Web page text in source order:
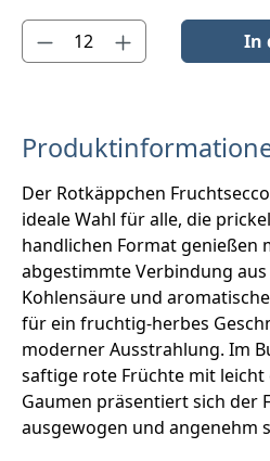
Produkt Anzahl: Gib den
In
Der Rotkäppchen
ideale Wahl für alle, die
handlichen Format genießen
abgestimmte Verbindung
Kohlensäure und
für ein fruchtig-herbes
moderner Ausstrahlung. Im
saftige rote Früchte mit leicht
Gaumen präsentiert sich der
ausgewogen und angenehm